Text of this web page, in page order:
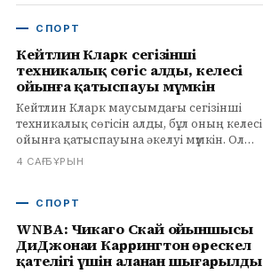
СПОРТ
Кейтлин Кларк сегізінші
техникалық сөгіс алды, келесі
ойынға қатыспауы мүмкін
Кейтлин Кларк маусымдағы сегізінші
техникалық сөгісін алды, бұл оның келесі
ойынға қатыспауына әкелуі мүмкін. Ол
WNBA-ның бұл шешімді кері қайтаруын
4 САҒ БҰРЫН
СПОРТ
WNBA: Чикаго Скай ойыншысы
ДиДжонаи Каррингтон өрескел
қателігі үшін алаңнан шығарылды